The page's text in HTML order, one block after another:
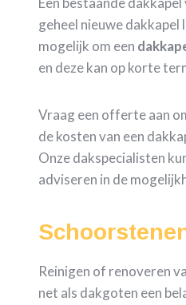
geheel nieuwe dakkapel
mogelijk om een
en deze kan op korte
Vraag een offerte aan
de kosten van een
Onze dakspecialisten
adviseren in de
Reinigen of renoveren
net als dakgoten een